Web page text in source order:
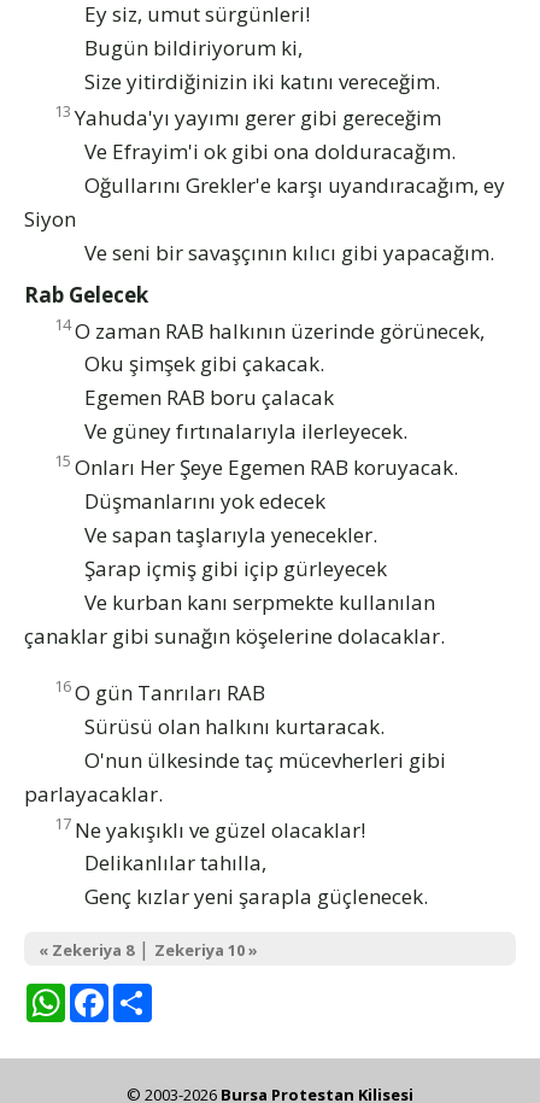
Ey siz, umut sürgünleri!
Bugün bildiriyorum ki,
Size yitirdiğinizin iki katını vereceğim.
13 Yahuda'yı yayımı gerer gibi gereceğim
Ve Efrayim'i ok gibi ona dolduracağım.
Oğullarını Grekler'e karşı uyandıracağım, ey
Siyon
Ve seni bir savaşçının kılıcı gibi yapacağım.
Rab Gelecek
14O zaman RAB halkının üzerinde görünecek,
Oku şimşek gibi çakacak.
Egemen RAB boru çalacak
Ve güney fırtınalarıyla ilerleyecek.
15 Onları Her Şeye Egemen RAB koruyacak.
Düşmanlarını yok edecek
Ve sapan taşlarıyla yenecekler.
Şarap içmiş gibi içip gürleyecek
Ve kurban kanı serpmekte kullanılan
çanaklar gibi sunağın köşelerine dolacaklar.
16O gün Tanrıları RAB
Sürüsü olan halkını kurtaracak.
O'nun ülkesinde taç mücevherleri gibi
parlayacaklar.
17 Ne yakışıklı ve güzel olacaklar!
Delikanlılar tahılla,
Genç kızlar yeni şarapla güçlenecek.
« Zekeriya 8| Zekeriya 10 »
WhatsAppFacebook
© 2003-2026 Bursa Protestan Kilisesi